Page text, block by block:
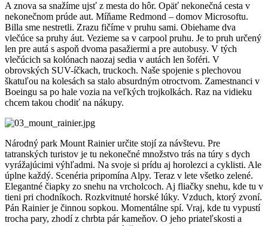
A znova sa snažíme ujsť z mesta do hôr. Opäť nekonečná cesta v
nekonečnom prúde aut. Míňame Redmond – domov Microsoftu.
Billa sme nestretli. Zrazu fičíme v pruhu sami. Obiehame dva
vlečúce sa pruhy áut. Vezieme sa v carpool pruhu. Je to pruh určený
len pre autá s aspoň dvoma pasažiermi a pre autobusy. V tých
vlečúcich sa kolónach naozaj sedia v autách len šoféri. V
obrovských SUV-íčkach, truckoch. Naše spojenie s plechovou
škatuľou na kolesách sa stalo absurdným otroctvom. Zamestnanci v
Boeingu sa po hale vozia na veľkých trojkolkách. Raz na vidieku
chcem takou chodiť na nákupy.
Národný park Mount Rainier určite stojí za návštevu. Pre
tatranských turistov je tu nekonečné množstvo trás na túry s dych
vyrážajúcimi výhľadmi. Na svoje si prídu aj horolezci a cyklisti. Ale
úplne každý. Scenéria pripomína Alpy. Teraz v lete všetko zelené.
Elegantné čiapky zo snehu na vrcholcoch. Aj fliačky snehu, kde tu v
tieni pri chodníkoch. Rozkvitnuté horské lúky. Vzduch, ktorý zvoní.
Pán Rainier je činnou sopkou. Momentálne spí. Vraj, kde tu vypustí
trocha pary, zhodí z chrbta pár kameňov. O jeho priateľskosti a